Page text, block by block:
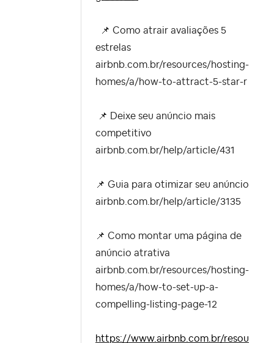
📌 Como atrair avaliações 5
estrelas
airbnb.com.br/resources/hosting-
homes/a/how-to-attract-5-star-r
📌
Deixe seu anúncio mais
competitivo
airbnb.com.br/help/article/431
📌 Guia para otimizar seu anúncio
airbnb.com.br/help/article/3135
📌 Como montar uma página de
anúncio atrativa
airbnb.com.br/resources/hosting-
homes/a/how-to-set-up-a-
compelling-listing-page-12
https://www.airbnb.com.br/resou